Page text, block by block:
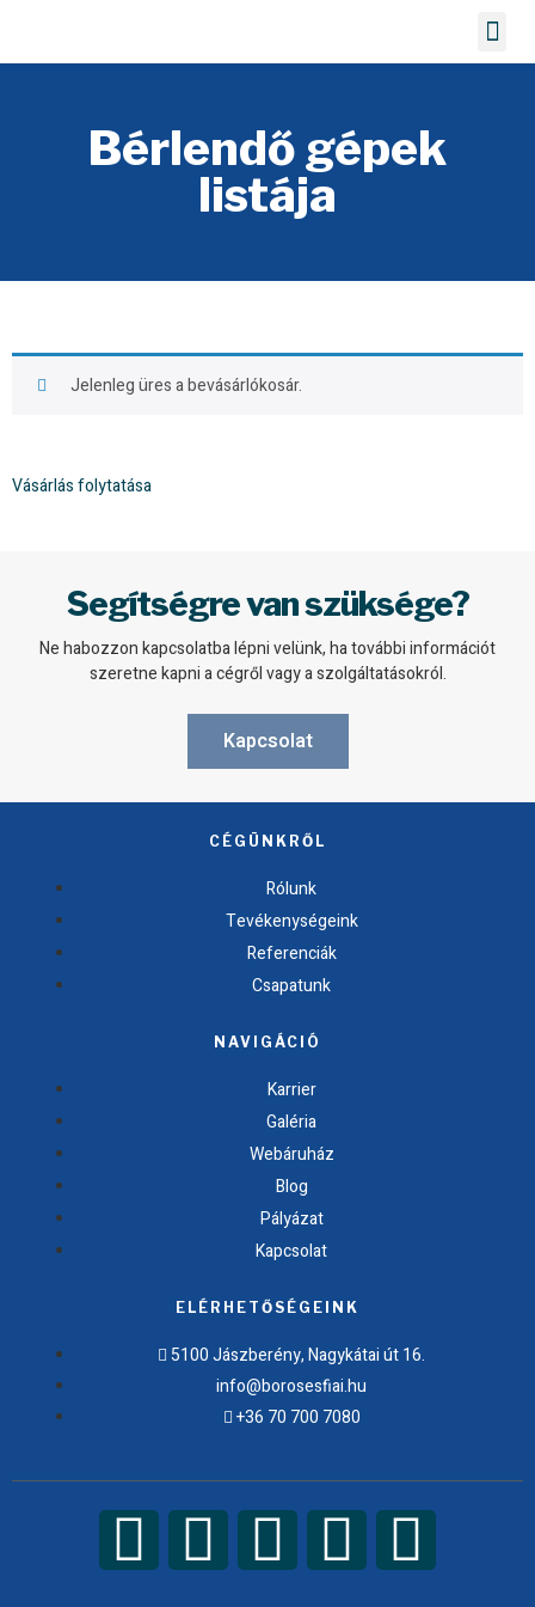
Bérlendő gépek
listája
Jelenleg üres a bevásárlókosár.
Vásárlás folytatása
Segítségre van szüksége?
Ne habozzon kapcsolatba lépni velünk, ha további információt
szeretne kapni a cégről vagy a szolgáltatásokról.
Kapcsolat
CÉGÜNKRŐL
Rólunk
Tevékenységeink
Referenciák
Csapatunk
NAVIGÁCIÓ
Karrier
Galéria
Webáruház
Blog
Pályázat
Kapcsolat
ELÉRHETŐSÉGEINK
5100 Jászberény, Nagykátai út 16.
info@borosesfiai.hu
+36 70 700 7080